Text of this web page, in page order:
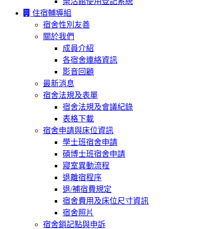
住宿輔導組
宿舍性別友善
關於我們
成員介紹
各宿舍連絡資訊
影音回顧
最新消息
宿舍法規及表單
宿舍法規及會議紀錄
表格下載
宿舍申請與床位資訊
學士班宿舍申請
碩博士班宿舍申請
寢室異動流程
退離宿程序
退/補宿費規定
宿舍費用及床位尺寸資訊
宿舍照片
宿舍銷記點與申訴